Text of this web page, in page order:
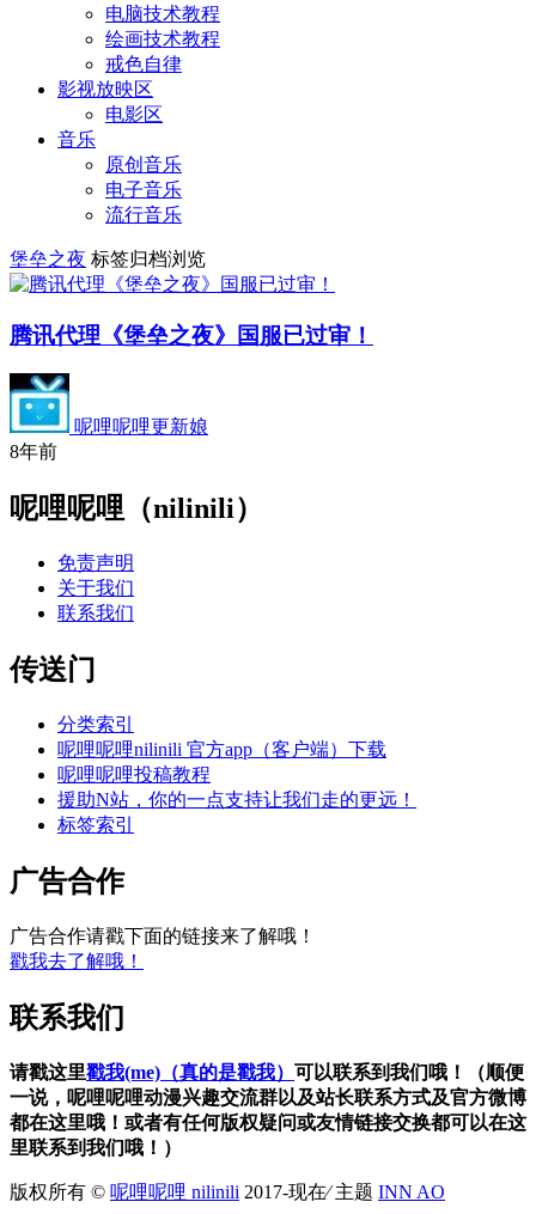
电脑技术教程
绘画技术教程
戒色自律
影视放映区
电影区
音乐
原创音乐
电子音乐
流行音乐
堡垒之夜 标签归档浏览
腾讯代理《堡垒之夜》国服已过审！
呢哩呢哩更新娘
8年前
呢哩呢哩（nilinili）
免责声明
关于我们
联系我们
传送门
分类索引
呢哩呢哩nilinili 官方app（客户端）下载
呢哩呢哩投稿教程
援助N站，你的一点支持让我们走的更远！
标签索引
广告合作
广告合作请戳下面的链接来了解哦！
戳我去了解哦！
联系我们
请戳这里戳我(me)（真的是戳我） 可以联系到我们哦！（顺便
一说，呢哩呢哩动漫兴趣交流群以及站长联系方式及官方微博
都在这里哦！或者有任何版权疑问或友情链接交换都可以在这
里联系到我们哦！）
版权所有 © 呢哩呢哩 nilinili 2017-现在⁄ 主题 INN AO